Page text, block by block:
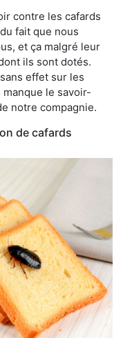
contre les cafards
fait que nous
et ça malgré leur
ils sont dotés.
effet sur les
le savoir-
notre compagnie.
de cafards